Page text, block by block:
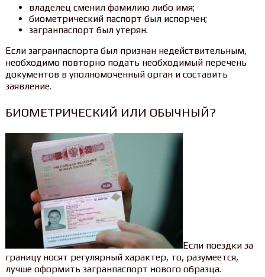
владелец сменил фамилию либо имя;
биометрический паспорт был испорчен;
загранпаспорт был утерян.
Если загранпаспорта был признан недействительным,
необходимо повторно подать необходимый перечень
документов в уполномоченный орган и составить
заявление.
БИОМЕТРИЧЕСКИЙ ИЛИ ОБЫЧНЫЙ?
Если поездки за
границу носят регулярный характер, то, разумеется,
лучше оформить загранпаспорт нового образца.